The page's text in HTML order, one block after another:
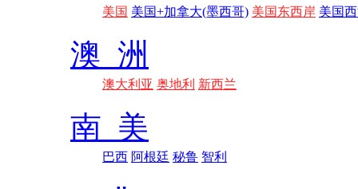
美国 美国+加拿大(墨西哥) 美国东西岸 美国
澳 洲
澳大利亚 奥地利 新西兰
南 美
巴西 阿根廷 秘鲁 智利